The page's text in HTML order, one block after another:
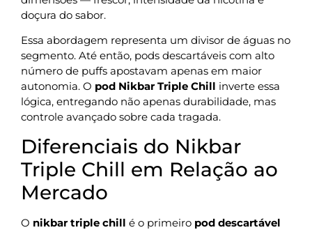
doçura do sabor.
Essa abordagem representa um divisor de águas no
segmento. Até então, pods descartáveis com alto
número de puffs apostavam apenas em maior
autonomia. O pod Nikbar Triple Chill inverte essa
lógica, entregando não apenas durabilidade, mas
controle avançado sobre cada tragada.
Diferenciais do Nikbar
Triple Chill em Relação ao
Mercado
O nikbar triple chill é o primeiro pod descartável